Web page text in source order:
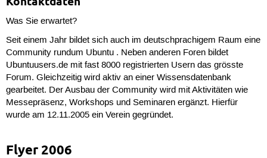
Was Sie erwartet?
Seit einem Jahr bildet sich auch im deutschprachigem Raum eine
Community rundum Ubuntu . Neben anderen Foren bildet
Ubuntuusers.de mit fast 8000 registrierten Usern das grösste
Forum. Gleichzeitig wird aktiv an einer Wissensdatenbank
gearbeitet. Der Ausbau der Community wird mit Aktivitäten wie
Messepräsenz, Workshops und Seminaren ergänzt. Hierfür
wurde am 12.11.2005 ein Verein gegründet.
Flyer 2006